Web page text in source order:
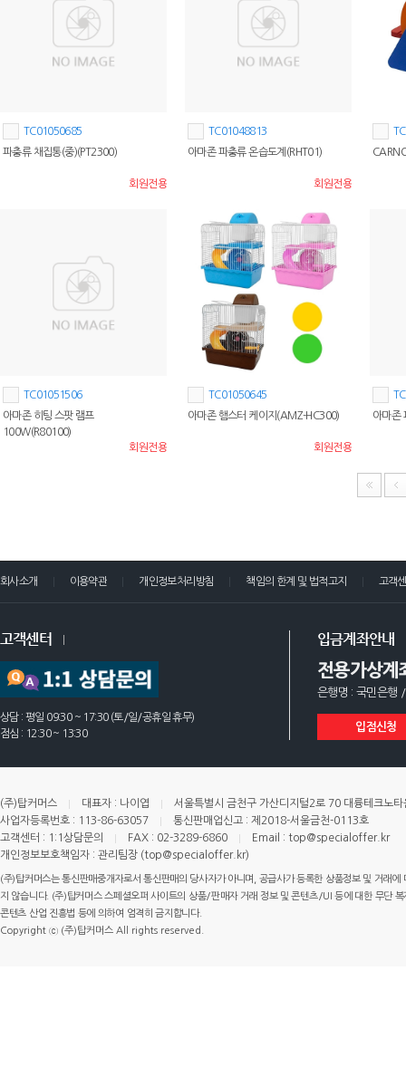
TC01050685
파충류 채집통(중)(PT2300)
회원전용
TC01048813
아마존 파충류 온습도계(RHT01)
회원전용
TC01051506
아마존 히팅 스팟 램프
100W(R80100)
회원전용
TC01050645
아마존 햄스터 케이지(AMZ-HC300)
회원전용
아마존
회사소개 이용약관 개인정보처리방침 책임의 한계 및 법적고지 고객
고객센터
상담 : 평일 09:30 ~ 17:30 (토/일/공휴일 휴무)
점심 : 12:30 ~ 13:30
입금계좌안내
전용가상계
은행명 : 국민은행
입점신청
(주)탑커머스 대표자 : 나이엽
서울특별시 금천구 가산디지털2로 70 대륭테크노
사업자등록번호 : 113-86-63057
통신판매업신고 : 제2018-서울금천-0113호
고객센터 : 1:1상담문의
FAX : 02-3289-6860
Email : top@specialoffer.kr
개인정보보호책임자 : 관리팀장 (top@specialoffer.kr)
(주)탑커머스는 통신판매중개자로서 통신판매의 당사자가 아니며, 공급사가 등록한 상품정보 및 거래
지 않습니다. (주)탑커머스 스페셜오퍼 사이트의 상품/판매자 거래 정보 및 콘텐츠/UI 등에 대한 무단
콘텐츠 산업 진흥법 등에 의하여 엄격히 금지합니다.
Copyright ⓒ (주)탑커머스 All rights reserved.